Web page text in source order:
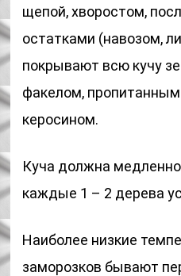
щепой, хворостом,
остатками (навозом,
покрывают всю кучу
факелом,
керосином.
Куча должна
каждые 1 – 2 дерева
Наиболее низкие
заморозков бывают